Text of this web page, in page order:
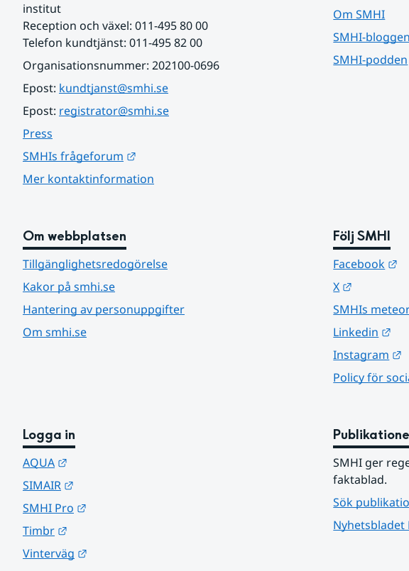
institut
Reception och växel: 011-495 80 00
Telefon kundtjänst: 011-495 82 00
Organisationsnummer: 202100-0696
Epost: kundtjanst@smhi.se
Epost: registrator@smhi.se
Press
SMHIs frågeforum
Mer kontaktinformation
Om SMHI
SMHI-bloggen
SMHI-podden
Om webbplatsen
Tillgänglighetsredogörelse
Kakor på smhi.se
Hantering av personuppgifter
Om smhi.se
Följ SMHI
Facebook
X
SMHIs
Linkedin
Instagram
Policy för
Logga in
AQUA
SIMAIR
SMHI Pro
Timbr
Vinterväg
SMHI ger
faktablad.
Sök
Nyhetsbladet